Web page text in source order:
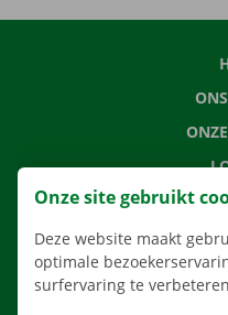
Onze site gebruikt
Deze website maakt
optimale
surfervaring te